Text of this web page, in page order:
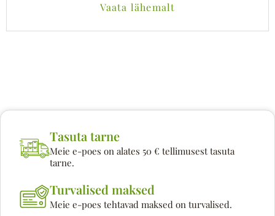
Vaata lähemalt
Tasuta tarne
Meie e-poes on alates 50 € tellimusest tasuta
tarne.
Turvalised maksed
Meie e-poes tehtavad maksed on turvalised.